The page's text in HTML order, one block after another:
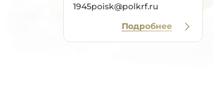
1945poisk@polkrf.ru
Подробнее